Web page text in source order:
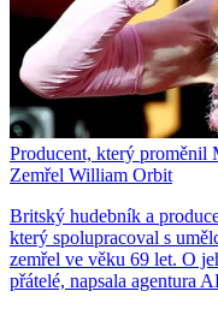
Producent, který proměnil
Zemřel William Orbit
Britský hudebník a
který spolupracoval s
zemřel ve věku 69 let. O
přátelé, napsala agentura